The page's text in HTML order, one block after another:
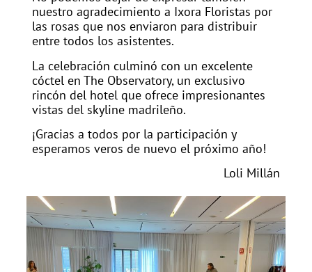
nuestro agradecimiento a Ixora Floristas por
las rosas que nos enviaron para distribuir
entre todos los asistentes.
La celebración culminó con un excelente
cóctel en The Observatory, un exclusivo
rincón del hotel que ofrece impresionantes
vistas del skyline madrileño.
¡Gracias a todos por la participación y
esperamos veros de nuevo el próximo año!
Loli Millán